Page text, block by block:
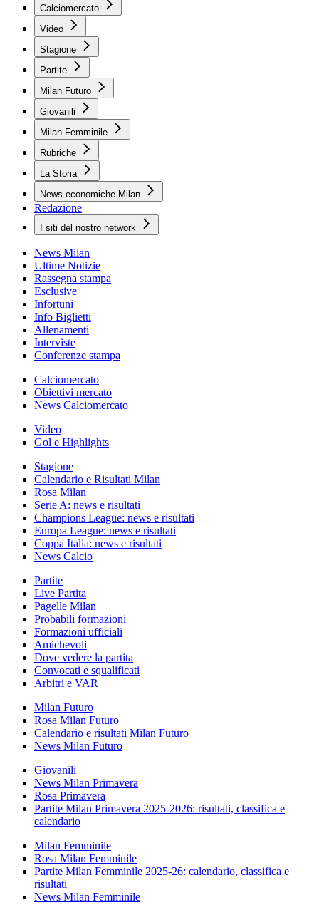
Calciomercato
Video
Stagione
Partite
Milan Futuro
Giovanili
Milan Femminile
Rubriche
La Storia
News economiche Milan
Redazione
I siti del nostro network
News Milan
Ultime Notizie
Rassegna stampa
Esclusive
Infortuni
Info Biglietti
Allenamenti
Interviste
Conferenze stampa
Calciomercato
Obiettivi mercato
News Calciomercato
Video
Gol e Highlights
Stagione
Calendario e Risultati Milan
Rosa Milan
Serie A: news e risultati
Champions League: news e risultati
Europa League: news e risultati
Coppa Italia: news e risultati
News Calcio
Partite
Live Partita
Pagelle Milan
Probabili formazioni
Formazioni ufficiali
Amichevoli
Dove vedere la partita
Convocati e squalificati
Arbitri e VAR
Milan Futuro
Rosa Milan Futuro
Calendario e risultati Milan Futuro
News Milan Futuro
Giovanili
News Milan Primavera
Rosa Primavera
Partite Milan Primavera 2025-2026: risultati, classifica e
calendario
Milan Femminile
Rosa Milan Femminile
Partite Milan Femminile 2025-26: calendario, classifica e
risultati
News Milan Femminile